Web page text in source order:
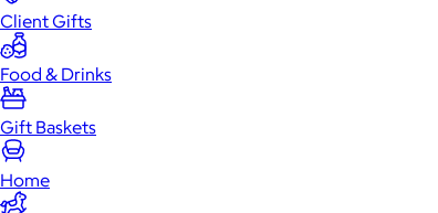
Client Gifts
Food & Drinks
Gift Baskets
Home